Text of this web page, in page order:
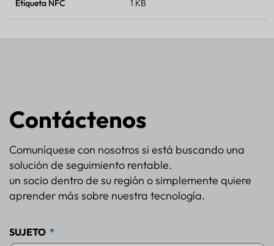
Etiqueta NFC 1 KB
Contáctenos
Comuníquese con nosotros si está buscando una
solución de seguimiento rentable.
un socio dentro de su región o simplemente quiere
aprender más sobre nuestra tecnología.
SUJETO